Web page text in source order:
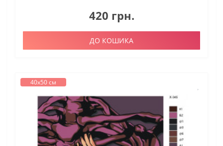
420 грн.
ДО КОШИКА
40х50 см